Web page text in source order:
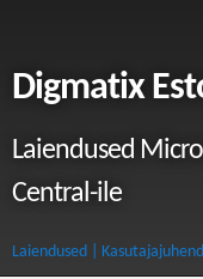
Digmatix
Laiendused
Central-ile
Laiendused | Kasutajajuhend